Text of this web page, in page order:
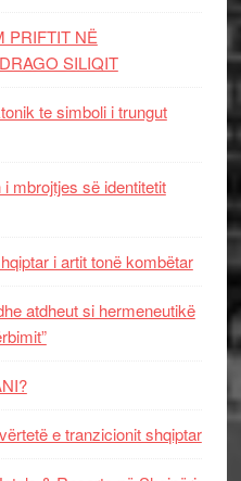
PRIFTIT NË
SILIQIT
te simboli i trungut
mbrojtjes së identitetit
i artit tonë kombëtar
atdheut si hermeneutikë
e tranzicionit shqiptar